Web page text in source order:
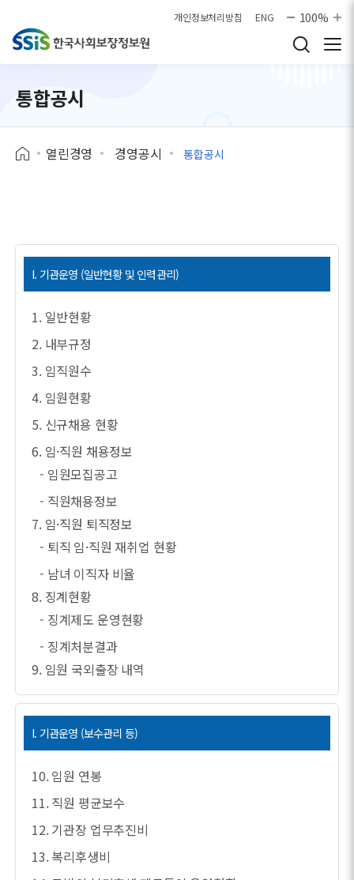
개인정보처리방침 ENG 100%
통합공시
열린경영 경영공시 통합공시
I. 기관운영 (일반현황 및 인력관리)
1. 일반현황
2. 내부규정
3. 임직원수
4. 임원현황
5. 신규채용 현황
6. 임·직원 채용정보
- 임원모집공고
- 직원채용정보
7. 임·직원 퇴직정보
- 퇴직 임·직원 재취업 현황
- 남녀 이직자 비율
8. 징계현황
- 징계제도 운영현황
- 징계처분결과
9. 임원 국외출장 내역
I. 기관운영 (보수관리 등)
10. 임원 연봉
11. 직원 평균보수
12. 기관장 업무추진비
13. 복리후생비